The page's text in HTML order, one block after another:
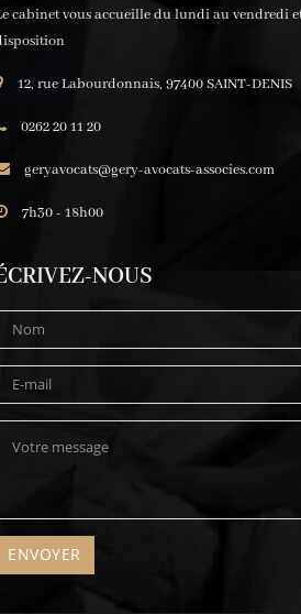
cabinet vous accueille du lundi au vendredi
12, rue Labourdonnais, 97400 SAINT-DENIS
0262 20 11 20
geryavocats@gery-avocats-associes.com
7h30 - 18h00
NOUS